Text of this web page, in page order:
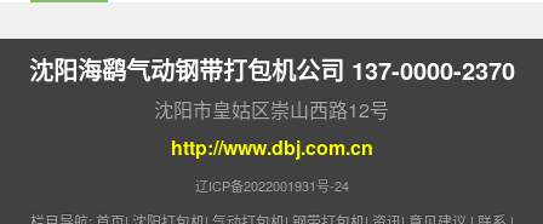
沈阳海鹞气动钢带打包机公司 137-0000-2370
沈阳市皇姑区崇山西路12号
http://www.dbj.com.cn
辽ICP备2022001931号-24